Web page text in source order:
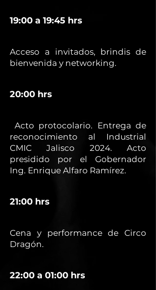
19:00 a 19:45 hrs
Acceso a invitados, brindis de
bienvenida y networking.
20:00 hrs
Acto protocolario. Entrega de
reconocimiento al Industrial
CMIC Jalisco 2024. Acto
presidido por el Gobernador
Ing. Enrique Alfaro Ramírez.
21:00 hrs
Cena y performance de Circo
Dragón.
22:00 a 01:00 hrs